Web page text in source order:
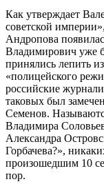
Как утверждает
советской
Андропова
Владимирович уже
принялись лепить
«полицейского
российские
таковых был
Семенов.
Владимира
Александра
Горбачева?»,
произошедшим 10
пор.